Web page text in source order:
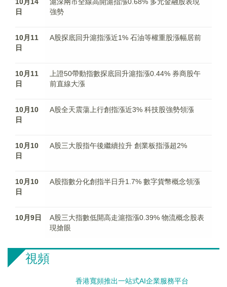
日
強勢
10月11
日
A股探底回升滬指漲近1% 石油等權重股漲幅居前
10月11
日
上證50帶動指數探底回升滬指漲0.44% 券商股午
前直線大漲
10月10
日
A股全天震蕩上行創指漲近3% 科技股強勢領漲
10月10
日
A股三大股指午後繼續拉升 創業板指漲超2%
10月10
日
A股指數分化創指半日升1.7% 數字貨幣概念領漲
10月9日
A股三大指數低開高走滬指漲0.39% 物流概念股表
現搶眼
視頻
香港寬頻推出一站式AI企業服務平台